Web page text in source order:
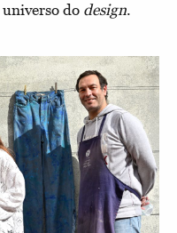
do design.